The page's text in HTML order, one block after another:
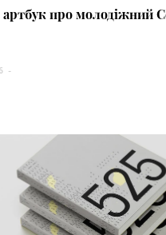
про молодіжний
-